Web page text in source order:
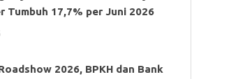
Tumbuh 17,7% per Juni 2026
2026, BPKH dan Bank